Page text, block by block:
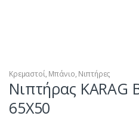
Κρεμαστοί, Μπάνιο, Νιπτήρες
Νιπτήρας KARAG
65X50